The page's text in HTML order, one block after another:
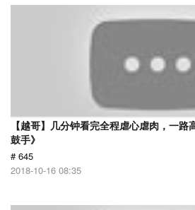
【越哥】几分钟看完全程虐心虐肉，一
鼓手》
# 645
2018-10-16 08:35